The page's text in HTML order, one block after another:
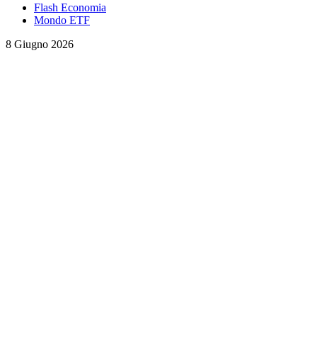
Flash Economia
Mondo ETF
8 Giugno 2026